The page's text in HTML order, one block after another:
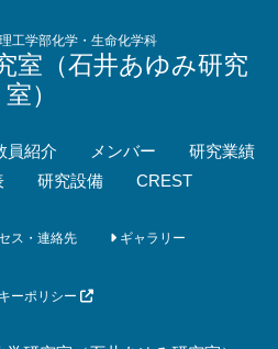
工学部化学・生命化学科
室（石井あゆみ研究
室）
員紹介 メンバー
研究業績
研究設備 CREST
ス・連絡先 ギャラリー
ーポリシー